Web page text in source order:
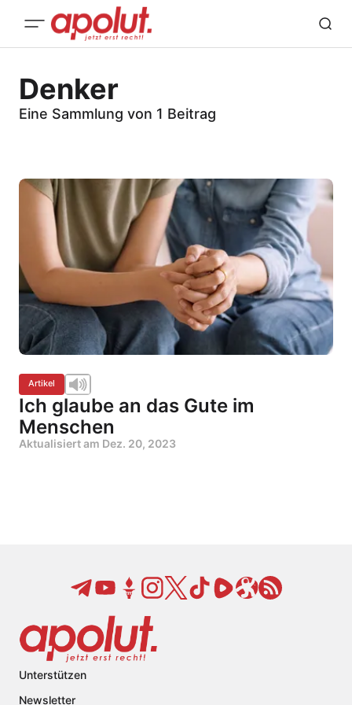
Denker
Eine Sammlung von 1 Beitrag
Artikel
Ich glaube an das Gute im
Menschen
Aktualisiert am Dez. 20, 2023
Unterstützen
Newsletter